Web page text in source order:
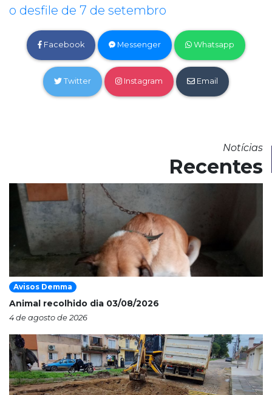
o desfile de 7 de setembro
Facebook Messenger Whatsapp
Twitter Instagram Email
Notícias
Recentes
Avisos Demma
Animal recolhido dia 03/08/2026
4 de agosto de 2026